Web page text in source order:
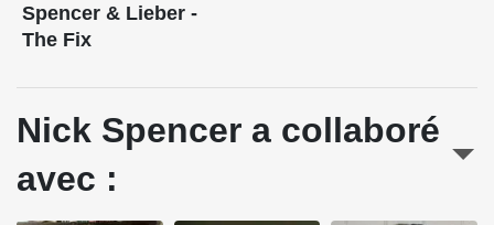
Spencer & Lieber -
The Fix
Nick Spencer a collaboré
avec :